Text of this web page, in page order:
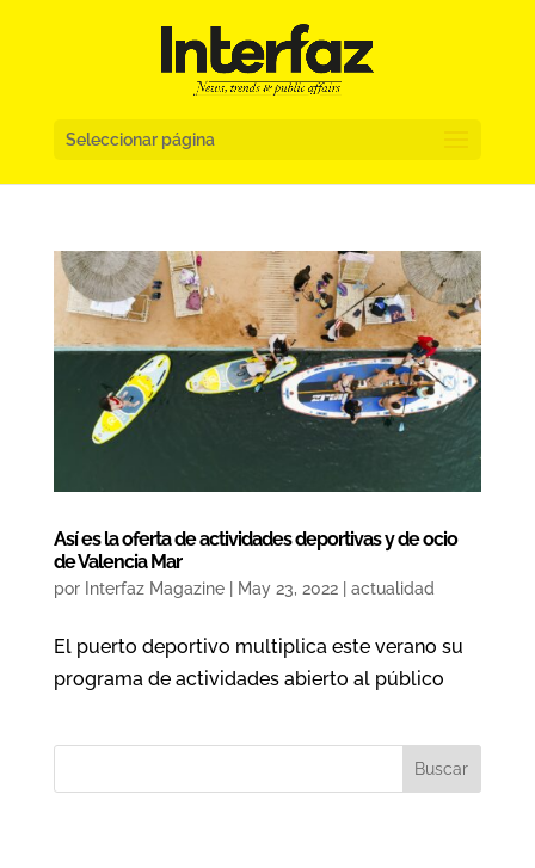
Seleccionar página
Así es la oferta de actividades deportivas y de ocio
de Valencia Mar
por Interfaz Magazine| May 23, 2022| actualidad
El puerto deportivo multiplica este verano su
programa de actividades abierto al público
Buscar